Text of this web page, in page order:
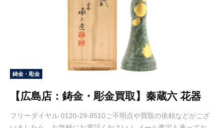
鋳金・彫金
【広島店：鋳金・彫金買取】秦蔵六 花器
フリーダイヤル 0120-29-8510ご不明点や買取の依頼などがござ